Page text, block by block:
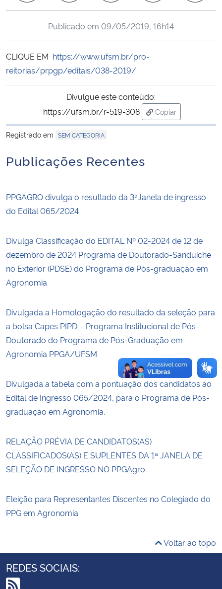
Ministério de Minas e Energia
Ministério da Ciência, Tecnologia, Inovações e Comunicações
Ministério do Meio Ambiente
Ministério do Turismo
Ministério do Desenvolvimento Regional
Controladoria-Geral da União
Secretaria-Geral
Secretaria de Governo
Advocacia-Geral da União
Banco Central do Brasil
Publicado em 09/05/2019, 16h14
CLIQUE EM https://www.ufsm.br/pro-
reitorias/prpgp/editais/038-2019/
Divulgue este conteúdo:
https://ufsm.br/r-519-308
Copiar
para área de
Registrado em SEM CATEGORIA
Publicações Recentes
PPGAGRO divulga o resultado da 3ªJanela de ingresso
do Edital 065/2024
Divulga Classificação do EDITAL Nº 02-2024 de 12 de
dezembro de 2024 Programa de Doutorado-Sanduiche
no Exterior (PDSE) do Programa de Pós-graduação em
Agronomia
Divulgada a Homologação do resultado da seleção para
a bolsa Capes PIPD – Programa Institucional de Pós-
Doutorado do Programa de Pós-Graduação em
Agronomia PPGA/UFSM
Divulgada a tabela com a pontuação dos candidatos ao
Edital de Ingresso 065/2024, para o Programa de Pós-
graduação em Agronomia.
RELAÇÃO PRÉVIA DE CANDIDATOS(AS)
CLASSIFICADOS(AS) E SUPLENTES DA 1ª JANELA DE
SELEÇÃO DE INGRESSO NO PPGAgro
Eleição para Representantes Discentes no Colegiado do
PPG em Agronomia
Voltar ao topo
REDES SOCIAIS: